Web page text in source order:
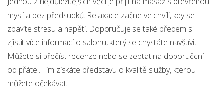
myslí a bez předsudků. Relaxace začne ve chvíli, kdy se
zbavíte stresu a napětí. Doporučuje se také předem si
zjistit více informací o salonu, který se chystáte navštívit.
Můžete si přečíst recenze nebo se zeptat na doporučení
od přátel. Tím získáte představu o kvalitě služby, kterou
můžete očekávat.